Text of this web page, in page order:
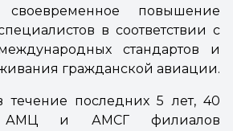
повышение
в соответствии с
стандартов и
гражданской авиации.
последних 5 лет, 40
АМЦ и АМСГ филиалов